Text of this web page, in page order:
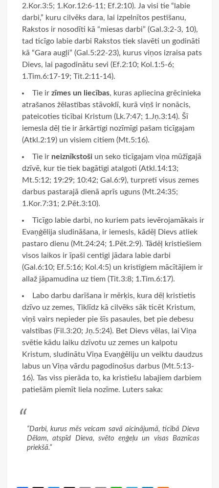
2.Kor.3:5; 1.Kor.12:6-11; Ef.2:10). Ja visi tie “labie
darbi,” kuru cilvēks dara, lai izpelnītos pestīšanu,
Rakstos ir nosodīti kā “miesas darbi” (Gal.3:2-3, 10),
tad ticīgo labie darbi Rakstos tiek slavēti un godināti
kā “Gara augļi” (Gal.5:22-23), kurus viņos izraisa pats
Dievs, lai pagodinātu sevi (Ef.2:10; Kol.1:5-6;
1.Tim.6:17-19; Tit.2:11-14).
Tie ir zīmes un liecības, kuras apliecina grēcinieka
atrašanos žēlastības stāvoklī, kurā viņš ir nonācis,
pateicoties ticībai Kristum (Lk.7:47; 1.Jņ.3:14). Šī
iemesla dēļ tie ir ārkārtīgi nozīmīgi pašam ticīgajam
(Atkl.2:19) un visiem citiem (Mt.5:16).
Tie ir neiznīkstoši un seko ticīgajam viņa mūžīgajā
dzīvē, kur tie tiek bagātīgi atalgoti (Atkl.14:13;
Mt.5:12; 19:29; 10:42; Gal.6:9), turpretī visus zemes
darbus pastarajā dienā aprīs uguns (Mt.24:35;
1.Kor.7:31; 2.Pēt.3:10).
Ticīgo labie darbi, no kuriem pats ievērojamākais ir
Evaņģēlija sludināšana, ir iemesls, kādēļ Dievs atliek
pastaro dienu (Mt.24:24; 1.Pēt.2:9). Tādēļ kristiešiem
visos laikos ir īpaši centīgi jādara labie darbi
(Gal.6:10; Ef.5:16; Kol.4:5) un kristīgiem mācītājiem ir
allaž jāpamudina uz tiem (Tit.3:8; 1.Tim.6:17).
Labo darbu darīšana ir mērķis, kura dēļ kristietis
dzīvo uz zemes, Tiklīdz kā cilvēks sāk ticēt Kristum,
viņš vairs nepieder pie šīs pasaules, bet pie debesu
valstības (Fil.3:20; Jņ.5:24). Bet Dievs vēlas, lai Viņa
svētie kādu laiku dzīvotu uz zemes un kalpotu
Kristum, sludinātu Viņa Evaņģēliju un veiktu daudzus
labus un Viņa vārdu pagodinošus darbus (Mt.5:13-
16). Tas viss pierāda to, ka kristiešu labajiem darbiem
patiešām piemīt liela nozīme. Luters saka:
“Darbi, kurus mēs veicam savā aicinājumā, ticībā Dieva
Dēlam, atspīd Dieva, svēto eņģeļu un visas Baznīcas
priekšā.”